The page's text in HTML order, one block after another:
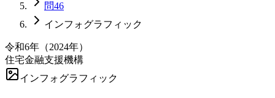
問46
インフォグラフィック
令和6年 （2024年）
住宅金融支援機構
インフォグラフィック